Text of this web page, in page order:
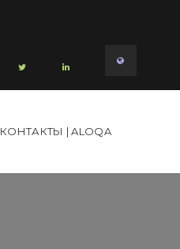
КОНТАКТЫ | ALOQA